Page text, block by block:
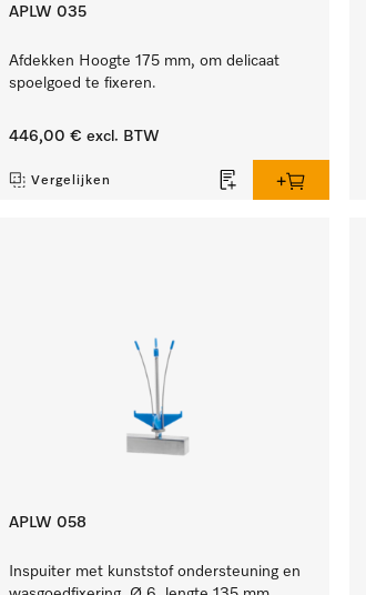
APLW 035
Afdekken Hoogte 175 mm, om delicaat
spoelgoed te fixeren.
446,00 € excl. BTW
Vergelijken
APLW 058
Inspuiter met kunststof ondersteuning en